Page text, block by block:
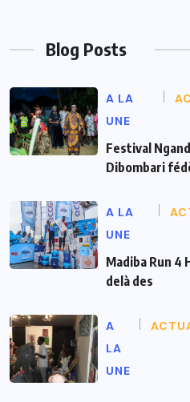
Blog Posts
A LA
UNE
Festival
Dibombari
A LA
UNE
Madiba Run 4
delà des
A
LA
UNE